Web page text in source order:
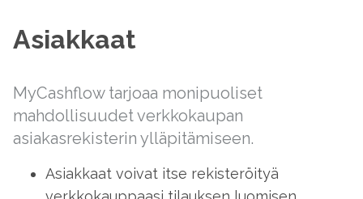
Asiakkaat
MyCashflow tarjoaa monipuoliset
mahdollisuudet verkkokaupan
asiakasrekisterin ylläpitämiseen.
Asiakkaat voivat itse rekisteröityä